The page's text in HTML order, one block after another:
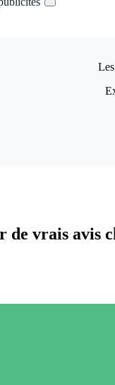
de vrais avis